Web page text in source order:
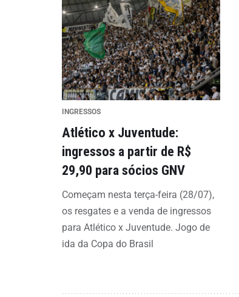
INGRESSOS
Atlético x Juventude:
ingressos a partir de R$
29,90 para sócios GNV
Começam nesta terça-feira (28/07),
os resgates e a venda de ingressos
para Atlético x Juventude. Jogo de
ida da Copa do Brasil